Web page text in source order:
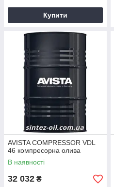
Купити
AVISTA COMPRESSOR VDL
46 компресорна олива
В наявності
32 032 ₴